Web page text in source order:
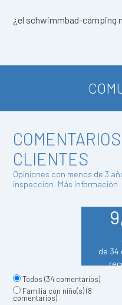
¿el schwimmbad-camping
CLIENTES
Opiniones con menos de 3
inspección. Más información
de 34
Todos (34 comentarios)
Familia con niño(s)(8
comentarios)